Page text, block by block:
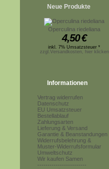
Neue Produkte
Operculina riedeliana
4,50€
inkl. 7% Umsatzsteuer *
zzgl.Versandkosten, hier klicken
Informationen
Vertrag widerrufen
Datenschutz
EU Umsatzsteuer
Bestellablauf
Zahlungsarten
Lieferung & Versand
Garantie & Beanstandungen
Widerrufsbelehrung &
Muster-Widerrufsformular
Umweltschutz
Wir kaufen Samen
------------------------